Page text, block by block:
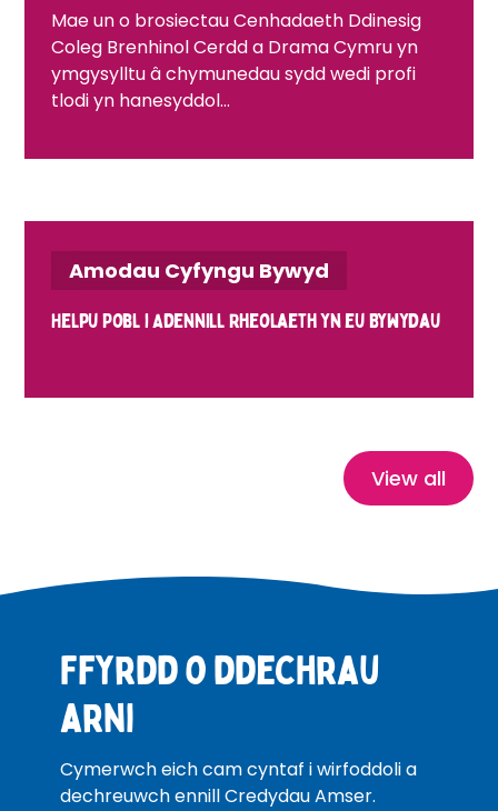
Mae un o brosiectau Cenhadaeth Ddinesig
Coleg Brenhinol Cerdd a Drama Cymru yn
ymgysylltu â chymunedau sydd wedi profi
tlodi yn hanesyddol...
Amodau Cyfyngu Bywyd
Helpu Pobl i Adennill Rheolaeth yn eu Bywydau
View all
Ffyrdd o ddechrau
arni
Cymerwch eich cam cyntaf i wirfoddoli a
dechreuwch ennill Credydau Amser.